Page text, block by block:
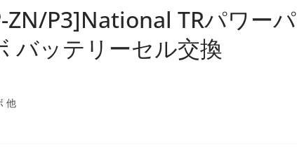
ZN/P3]National TRパワー
バッテリーセル交換
他